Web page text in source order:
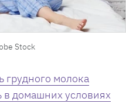
Stock
грудного молока
домашних условиях